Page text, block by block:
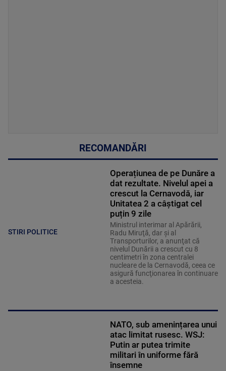
RECOMANDĂRI
STIRI POLITICE
Operațiunea de pe Dunăre a
dat rezultate. Nivelul apei a
crescut la Cernavodă, iar
Unitatea 2 a câștigat cel
puțin 9 zile
Ministrul interimar al Apărării,
Radu Miruţă, dar şi al
Transporturilor, a anunţat că
nivelul Dunării a crescut cu 8
centimetri în zona centralei
nucleare de la Cernavodă, ceea ce
asigură funcţionarea în continuare
a acesteia.
NATO, sub amenințarea unui
atac limitat rusesc. WSJ:
Putin ar putea trimite
militari în uniforme fără
însemne